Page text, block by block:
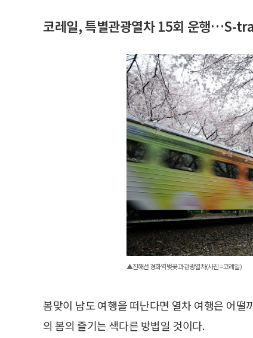
코레일, 특별관광열차 15회 운행…S-
▲진해선 경화역 벚꽃과 관광열차(사진 = 코레일)
봄맞이 남도 여행을 떠난다면 열차 여행은 어
의 봄의 즐기는 색다른 방법일 것이다.